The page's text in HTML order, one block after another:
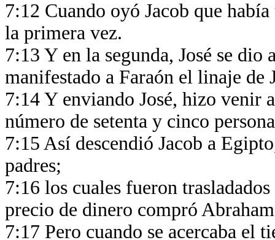
7:12 Cuando oyó Jacob que
la primera vez.
7:13 Y en la segunda, José se dio
manifestado a Faraón el linaje de
7:14 Y enviando José, hizo venir
número de setenta y cinco
7:15 Así descendió Jacob a
padres;
7:16 los cuales fueron
precio de dinero compró
7:17 Pero cuando se acercaba el